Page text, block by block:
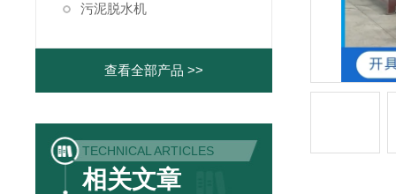
污泥脱水机
查看全部产品 >>
TECHNICAL ARTICLES
相关文章